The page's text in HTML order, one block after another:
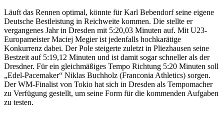
Läuft das Rennen optimal, könnte für Karl Bebendorf seine eigene
Deutsche Bestleistung in Reichweite kommen. Die stellte er
vergangenes Jahr in Dresden mit 5:20,03 Minuten auf. Mit U23-
Europameister Maciej Megier ist jedenfalls hochkarätige
Konkurrenz dabei. Der Pole steigerte zuletzt in Pliezhausen seine
Bestzeit auf 5:19,12 Minuten und ist damit sogar schneller als der
Dresdner. Für ein gleichmäßiges Tempo Richtung 5:20 Minuten soll
„Edel-Pacemaker“ Niklas Buchholz (Franconia Athletics) sorgen.
Der WM-Finalist von Tokio hat sich in Dresden als Tempomacher
zu Verfügung gestellt, um seine Form für die kommenden Aufgaben
zu testen.